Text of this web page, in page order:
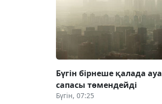
Бүгін бірнеше қалада ауа
сапасы төмендейді
Бүгін, 07:25